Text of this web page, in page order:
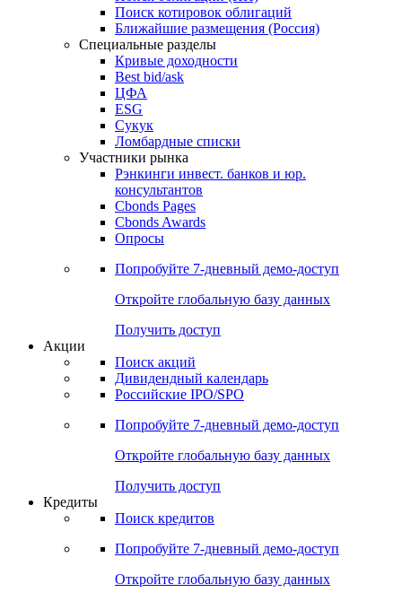
Облигации
Поиски
Поиск облигаций & Карты рынка
Поиск облигаций (ИИ)
Поиск котировок облигаций
Ближайшие размещения (Россия)
Специальные разделы
Кривые доходности
Best bid/ask
ЦФА
ESG
Сукук
Ломбардные списки
Участники рынка
Рэнкинги инвест. банков и юр.
Cbonds Pages
Опросы
Попробуйте7-дневный
Откройте глобальную базу данных
Получить доступ
Поиск акций
Российские IPO/SPO
Попробуйте7-дневный
Откройте глобальную базу данных
Получить доступ
Поиск кредитов